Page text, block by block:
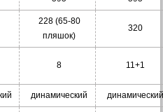
228 (65-80
пляшок)
320
8 11+1
динамический